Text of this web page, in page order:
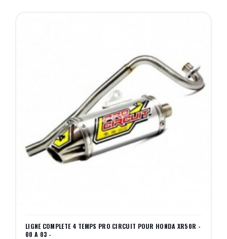
LIGNE COMPLETE 4 TEMPS PRO CIRCUIT POUR HONDA XR50R -
00 A 03 -